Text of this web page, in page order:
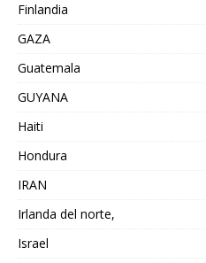
Finlandia
GAZA
Guatemala
GUYANA
Haiti
Hondura
IRAN
Irlanda del norte,
Israel